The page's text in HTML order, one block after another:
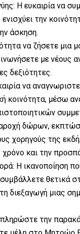
Η ευκαιρία να
την
άσκηση.
να ζήσετε μια
με νέους
δεξιότητες.
να
κοινότητα, μέσω
δώρων,
χορηγούς της
χρόνο και την
Η ικανοποίηση
θετικά
διεξαγωγή μιας
την